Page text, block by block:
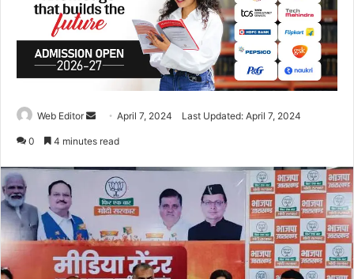
Web Editor
d
n
e
m
a
April 7, 2024 Last Updated: April 7, 2024
0 4 minutes read